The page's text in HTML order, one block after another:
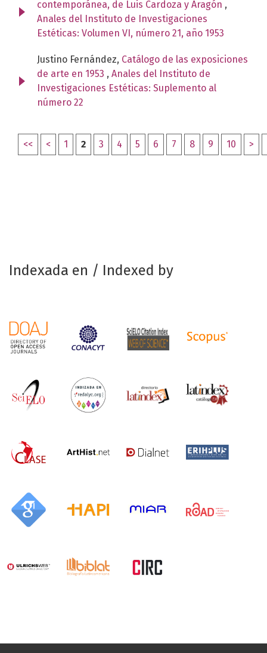
contemporánea, de Luis Cardoza y Aragón ,
Anales del Instituto de Investigaciones
Estéticas: Volumen VI, número 21, año 1953
Justino Fernández, Catálogo de las exposiciones
de arte en 1953 , Anales del Instituto de
Investigaciones Estéticas: Suplemento al
número 22
<< < 1 2 3 4 5 6 7 8 9 10 >
Indexada en / Indexed by